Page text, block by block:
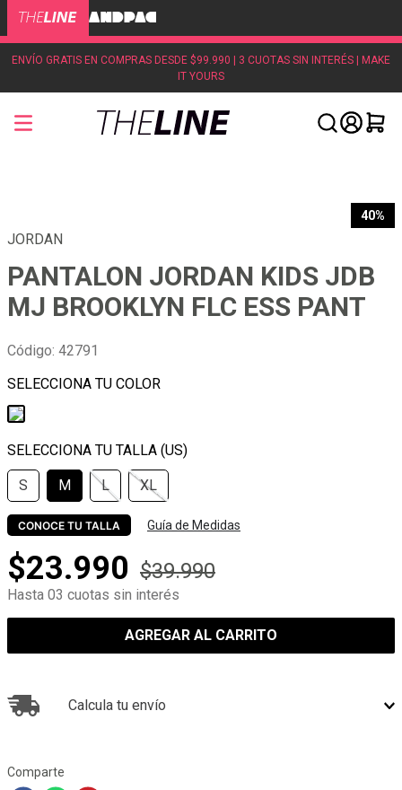
ENVÍO GRATIS EN COMPRAS DESDE $99.990 | 3 CUOTAS SIN INTERÉS | MAKE
IT YOURS
40%
JORDAN
PANTALON JORDAN KIDS JDB
MJ BROOKLYN FLC ESS PANT
Código: 42791
S M L XL
CONOCE TU TALLA Guía de Medidas
$23.990 $39.990
Hasta 03 cuotas sin interés
AGREGAR AL CARRITO
Calcula tu envío
Comparte